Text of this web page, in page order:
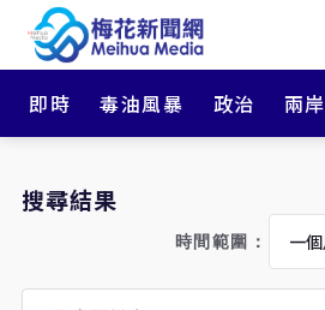
即時 毒油風暴 政治 兩岸
搜尋結果
時間範圍：